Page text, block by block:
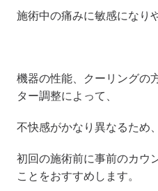
施術中の痛みに敏感になり
機器の性能、クーリングの
ター調整によって、
不快感がかなり異なるため、
初回の施術前に事前のカウ
ことをおすすめします。